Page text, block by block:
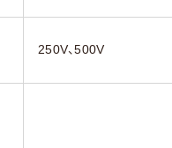
250V、500V